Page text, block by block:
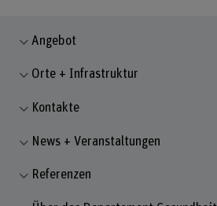
Angebot
Orte + Infrastruktur
Kontakte
News + Veranstaltungen
Referenzen